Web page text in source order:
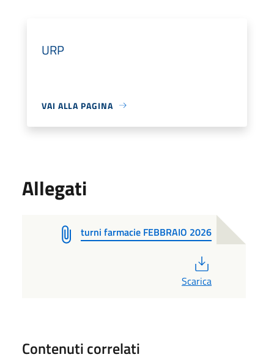
URP
VAI ALLA PAGINA
Allegati
turni farmacie FEBBRAIO 2026
Scarica
Contenuti correlati